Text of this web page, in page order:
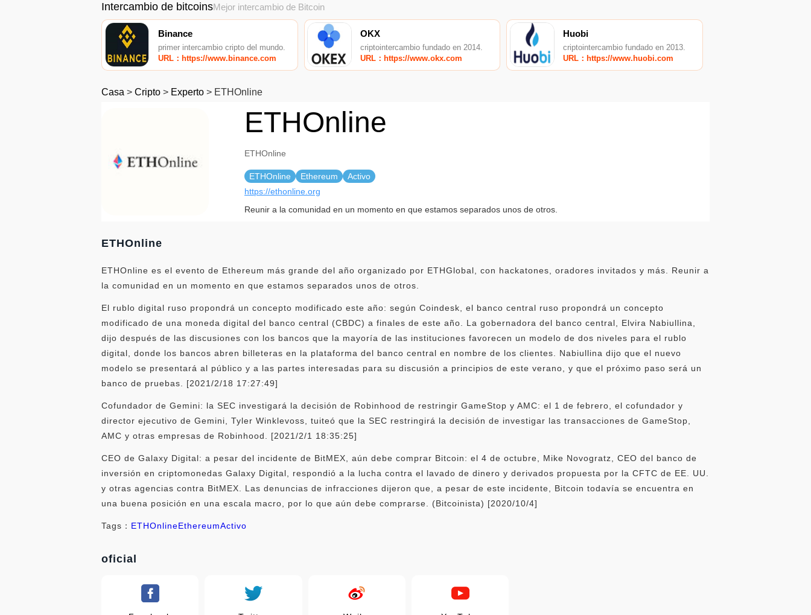
Intercambio de bitcoinsMejor intercambio de Bitcoin
Binance
primer intercambio cripto del mundo.
URL：https://www.binance.com
OKX
criptointercambio fundado en 2014.
URL：https://www.okx.com
Huobi
criptointercambio fundado en 2013.
URL：https://www.huobi.com
Casa > Cripto > Experto > ETHOnline
ETHOnline
ETHOnline
ETHOnline Ethereum
Activo
https://ethonline.org
Reunir a la comunidad en un momento en que estamos separados unos de otros.
ETHOnline
ETHOnline es el evento de Ethereum más grande del año organizado por ETHGlobal, con hackatones, oradores invitados y más. Reunir a
la comunidad en un momento en que estamos separados unos de otros.
El rublo digital ruso propondrá un concepto modificado este año: según Coindesk, el banco central ruso propondrá un concepto
modificado de una moneda digital del banco central (CBDC) a finales de este año. La gobernadora del banco central, Elvira Nabiullina,
dijo después de las discusiones con los bancos que la mayoría de las instituciones favorecen un modelo de dos niveles para el rublo
digital, donde los bancos abren billeteras en la plataforma del banco central en nombre de los clientes. Nabiullina dijo que el nuevo
modelo se presentará al público y a las partes interesadas para su discusión a principios de este verano, y que el próximo paso será un
banco de pruebas. [2021/2/18 17:27:49]
Cofundador de Gemini: la SEC investigará la decisión de Robinhood de restringir GameStop y AMC: el 1 de febrero, el cofundador y
director ejecutivo de Gemini, Tyler Winklevoss, tuiteó que la SEC restringirá la decisión de investigar las transacciones de GameStop,
AMC y otras empresas de Robinhood. [2021/2/1 18:35:25]
CEO de Galaxy Digital: a pesar del incidente de BitMEX, aún debe comprar Bitcoin: el 4 de octubre, Mike Novogratz, CEO del banco de
inversión en criptomonedas Galaxy Digital, respondió a la lucha contra el lavado de dinero y derivados propuesta por la CFTC de EE. UU.
y otras agencias contra BitMEX. Las denuncias de infracciones dijeron que, a pesar de este incidente, Bitcoin todavía se encuentra en
una buena posición en una escala macro, por lo que aún debe comprarse. (Bitcoinista) [2020/10/4]
Tags： ETHOnlineEthereumActivo
oficial